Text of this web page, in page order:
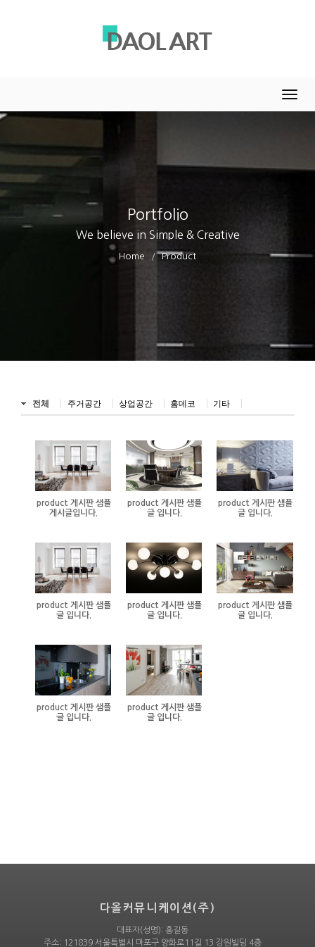
Portfolio
We believe in Simple & Creative
Home Product
전체 주거공간 상업공간 홈데코 기타
product 게시판 샘플
게시글입니다.
product 게시판 샘플
글 입니다.
product 게시판 샘플
글 입니다.
product 게시판 샘플
글 입니다.
product 게시판 샘플
글 입니다.
product 게시판 샘플
글 입니다.
product 게시판 샘플
글 입니다.
product 게시판 샘플
글 입니다.
다올커뮤니케이션(주)
대표자(성명): 홍길동
주소: 121839 서울특별시 마포구 양화로11길 13 강원빌딩 4층